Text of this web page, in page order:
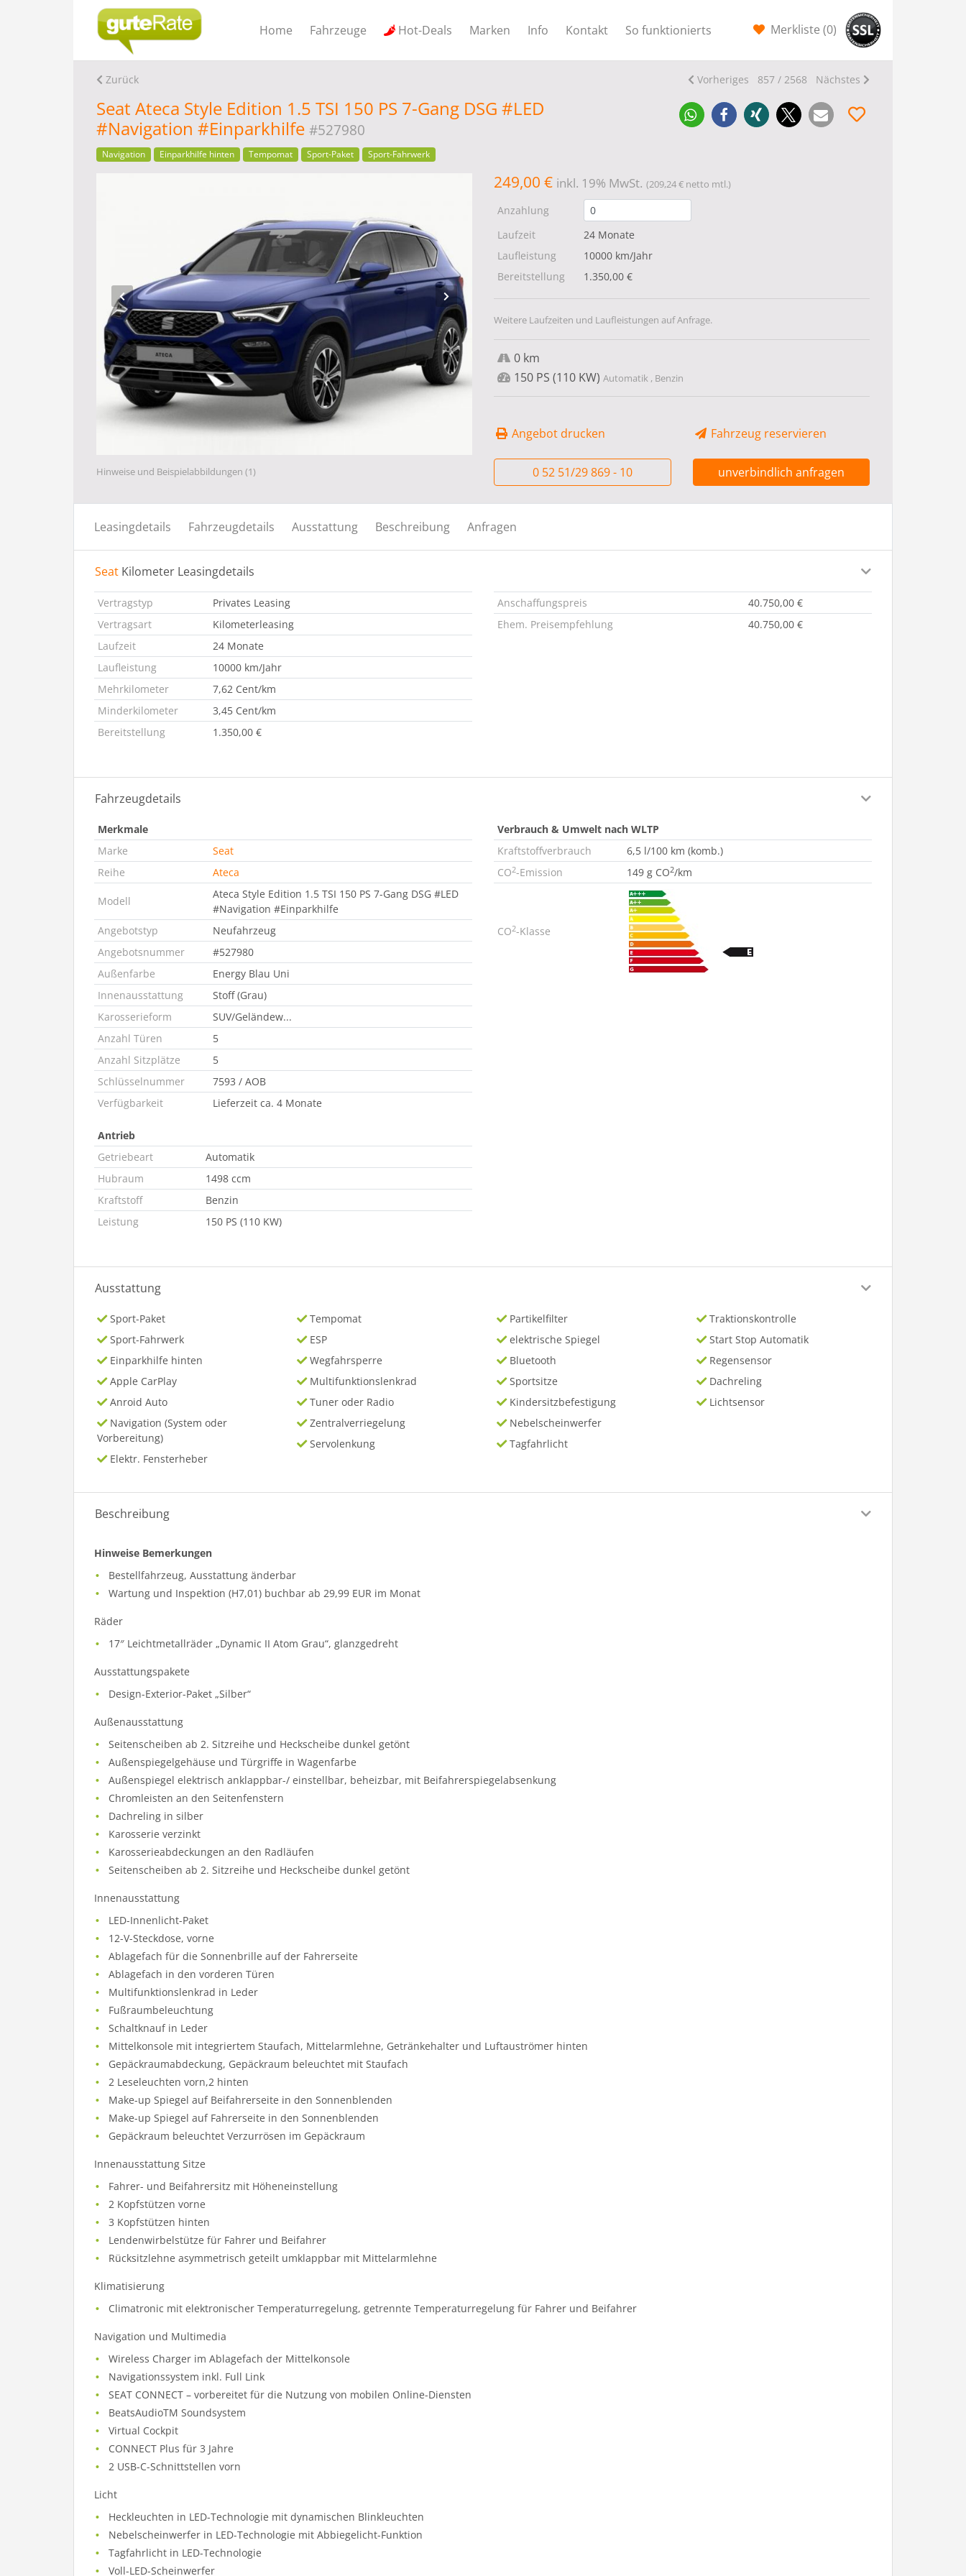
Home Fahrzeuge Hot-Deals Marken Info Kontakt So funktionierts Merkliste (0)
Zurück Vorheriges 857 / 2568 Nächstes
Seat Ateca Style Edition 1.5 TSI 150 PS 7-Gang DSG #LED
#Navigation #Einparkhilfe #527980
Navigation Einparkhilfe hinten Tempomat Sport-Paket Sport-Fahrwerk
Hinweise und Beispielabbildungen (1)
249,00 € inkl. 19% MwSt. (209,24 € netto mtl.)
Anzahlung
Laufzeit
24 Monate
Laufleistung
10000 km/Jahr
Bereitstellung
1.350,00 €
Weitere Laufzeiten und Laufleistungen auf Anfrage.
0 km
150 PS (110 KW) Automatik , Benzin
Angebot drucken Fahrzeug reservieren
0 52 51/29 869 - 10 unverbindlich anfragen
Leasingdetails Fahrzeugdetails Ausstattung Beschreibung Anfragen
Seat Kilometer Leasingdetails
Vertragstyp
Privates Leasing
Vertragsart
Kilometerleasing
Laufzeit
24 Monate
Laufleistung
10000 km/Jahr
Mehrkilometer
7,62 Cent/km
Minderkilometer
3,45 Cent/km
Bereitstellung
1.350,00 €
Anschaffungspreis
40.750,00 €
Ehem. Preisempfehlung
40.750,00 €
Fahrzeugdetails
Merkmale
Marke
Seat
Reihe
Ateca
Modell
Ateca Style Edition 1.5 TSI 150 PS 7-Gang DSG #LED
#Navigation #Einparkhilfe
Angebotstyp
Neufahrzeug
Angebotsnummer
#527980
Außenfarbe
Energy Blau Uni
Innenausstattung
Stoff (Grau)
Karosserieform
SUV/Geländew...
Anzahl Türen
5
Anzahl Sitzplätze
5
Schlüsselnummer
7593 / AOB
Verfügbarkeit
Lieferzeit ca. 4 Monate
Antrieb
Getriebeart
Automatik
Hubraum
1498 ccm
Kraftstoff
Benzin
Leistung
150 PS (110 KW)
Verbrauch & Umwelt nach WLTP
Kraftstoffverbrauch
6,5 l/100 km (komb.)
CO2-Emission 149 g CO2/km
CO2-Klasse
Ausstattung
Sport-Paket
Sport-Fahrwerk
Einparkhilfe hinten
Apple CarPlay
Anroid Auto
Navigation (System oder
Vorbereitung)
Elektr. Fensterheber
Tempomat
ESP
Wegfahrsperre
Multifunktionslenkrad
Tuner oder Radio
Zentralverriegelung
Servolenkung
Partikelfilter
elektrische Spiegel
Bluetooth
Sportsitze
Kindersitzbefestigung
Nebelscheinwerfer
Tagfahrlicht
Traktionskontrolle
Start Stop Automatik
Regensensor
Dachreling
Lichtsensor
Beschreibung
Hinweise Bemerkungen
Bestellfahrzeug, Ausstattung änderbar
Wartung und Inspektion (H7,01) buchbar ab 29,99 EUR im Monat
Räder
17″ Leichtmetallräder „Dynamic II Atom Grau“, glanzgedreht
Ausstattungspakete
Design-Exterior-Paket „Silber“
Außenausstattung
Seitenscheiben ab 2. Sitzreihe und Heckscheibe dunkel getönt
Außenspiegelgehäuse und Türgriffe in Wagenfarbe
Außenspiegel elektrisch anklappbar-/ einstellbar, beheizbar, mit Beifahrerspiegelabsenkung
Chromleisten an den Seitenfenstern
Dachreling in silber
Karosserie verzinkt
Karosserieabdeckungen an den Radläufen
Seitenscheiben ab 2. Sitzreihe und Heckscheibe dunkel getönt
Innenausstattung
LED-Innenlicht-Paket
12-V-Steckdose, vorne
Ablagefach für die Sonnenbrille auf der Fahrerseite
Ablagefach in den vorderen Türen
Multifunktionslenkrad in Leder
Fußraumbeleuchtung
Schaltknauf in Leder
Mittelkonsole mit integriertem Staufach, Mittelarmlehne, Getränkehalter und Luftauströmer hinten
Gepäckraumabdeckung, Gepäckraum beleuchtet mit Staufach
2 Leseleuchten vorn,2 hinten
Make-up Spiegel auf Beifahrerseite in den Sonnenblenden
Make-up Spiegel auf Fahrerseite in den Sonnenblenden
Gepäckraum beleuchtet Verzurrösen im Gepäckraum
Innenausstattung Sitze
Fahrer- und Beifahrersitz mit Höheneinstellung
2 Kopfstützen vorne
3 Kopfstützen hinten
Lendenwirbelstütze für Fahrer und Beifahrer
Rücksitzlehne asymmetrisch geteilt umklappbar mit Mittelarmlehne
Klimatisierung
Climatronic mit elektronischer Temperaturregelung, getrennte Temperaturregelung für Fahrer und Beifahrer
Navigation und Multimedia
Wireless Charger im Ablagefach der Mittelkonsole
Navigationssystem inkl. Full Link
SEAT CONNECT – vorbereitet für die Nutzung von mobilen Online-Diensten
BeatsAudioTM Soundsystem
Virtual Cockpit
CONNECT Plus für 3 Jahre
2 USB-C-Schnittstellen vorn
Licht
Heckleuchten in LED-Technologie mit dynamischen Blinkleuchten
Nebelscheinwerfer in LED-Technologie mit Abbiegelicht-Funktion
Tagfahrlicht in LED-Technologie
Voll-LED-Scheinwerfer